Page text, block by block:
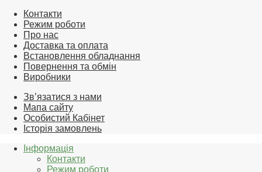
Контакти
Режим роботи
Про нас
Доставка та оплата
Встановлення обладнання
Повернення та обмін
Виробники
Зв’язатися з нами
Мапа сайту
Особистий Кабінет
Історія замовлень
Інформація
Контакти
Режим роботи